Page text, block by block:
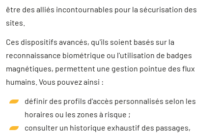
être des alliés incontournables pour la sécurisation des
sites.
Ces dispositifs avancés, qu'ils soient basés sur la
reconnaissance biométrique ou l'utilisation de badges
magnétiques, permettent une gestion pointue des flux
humains. Vous pouvez ainsi :
définir des profils d'accès personnalisés selon les
horaires ou les zones à risque ;
consulter un historique exhaustif des passages,